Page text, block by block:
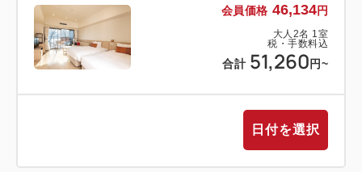
※ご予約の際は当日ご連絡が可能な携帯電話の番号を
お知らせ下さい。
1便 11時15分 / 2便 14時15分 / 3便 16時45分
会員価格 46,134円
大人 2名 1 室
税・手数料込
合計 51,260 円~
日付を選択